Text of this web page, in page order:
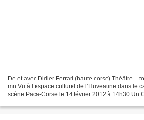
De et avec Didier Ferrari (haute corse) Théâtre –
mn Vu à l’espace culturel de l’Huveaune dans le
scène Paca-Corse le 14 février 2012 à 14h30 Un